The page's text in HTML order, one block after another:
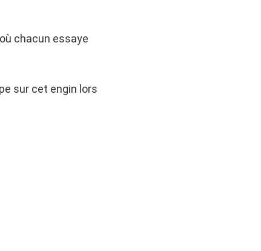
où chacun essaye
sur cet engin lors